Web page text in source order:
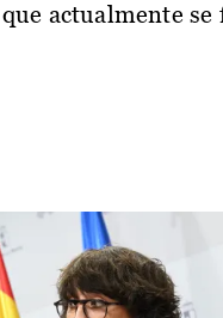
actualmente se